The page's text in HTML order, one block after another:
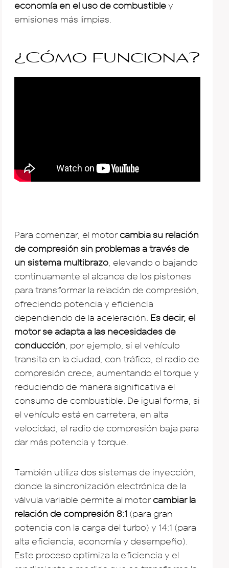
economía en el uso de combustible y
emisiones más limpias.
¿Cómo funciona?
Para comenzar, el motor cambia su relación
de compresión sin problemas a través de
un sistema multibrazo , elevando o bajando
continuamente el alcance de los pistones
para transformar la relación de compresión,
ofreciendo potencia y eficiencia
dependiendo de la aceleración. Es decir, el
motor se adapta a las necesidades de
conducción , por ejemplo, si el vehículo
transita en la ciudad, con tráfico, el radio de
compresión crece, aumentando el torque y
reduciendo de manera significativa el
consumo de combustible. De igual forma, si
el vehículo está en carretera, en alta
velocidad, el radio de compresión baja para
dar más potencia y torque.
También utiliza dos sistemas de inyección,
donde la sincronización electrónica de la
válvula variable permite al motor cambiar la
relación de compresión 8:1 (para gran
potencia con la carga del turbo) y 14:1 (para
alta eficiencia, economía y desempeño).
Este proceso optimiza la eficiencia y el